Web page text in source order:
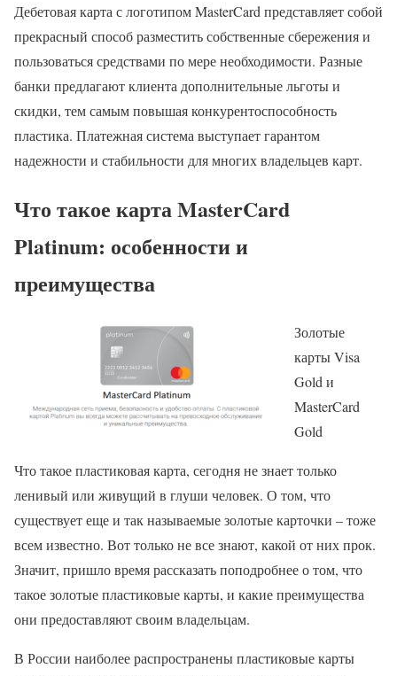
Дебетовая карта с логотипом MasterCard представляет собой
прекрасный способ разместить собственные сбережения и
пользоваться средствами по мере необходимости. Разные
банки предлагают клиента дополнительные льготы и
скидки, тем самым повышая конкурентоспособность
пластика. Платежная система выступает гарантом
надежности и стабильности для многих владельцев карт.
Что такое карта MasterCard
Platinum: особенности и
преимущества
Золотые
карты Visa
Gold и
MasterCard
Gold
Что такое пластиковая карта, сегодня не знает только
ленивый или живущий в глуши человек. О том, что
существует еще и так называемые золотые карточки – тоже
всем известно. Вот только не все знают, какой от них прок.
Значит, пришло время рассказать поподробнее о том, что
такое золотые пластиковые карты, и какие преимущества
они предоставляют своим владельцам.
В России наиболее распространены пластиковые карты